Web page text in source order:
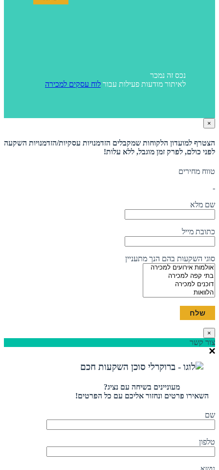
נכס זה נמכר
לאיתור מודעות פעילות עבור לוח עסקים למכירה
×
הצטרף למועדון הלקוחות שמקבלים הזדמנויות עסקיות/הזדמנויות השקעה
לפני כולם, לפרק זמן מוגבל, ללא עלות!
טווח מחירים
-
שם מלא
כתובת מייל
סוגי השקעות בהם הנך מתעניין
×
צור קשר
מעוניינים בשיחה עם נציג?
השאירו פרטים ונחזור אליכם עם כל הפרטים!
שם
טלפון